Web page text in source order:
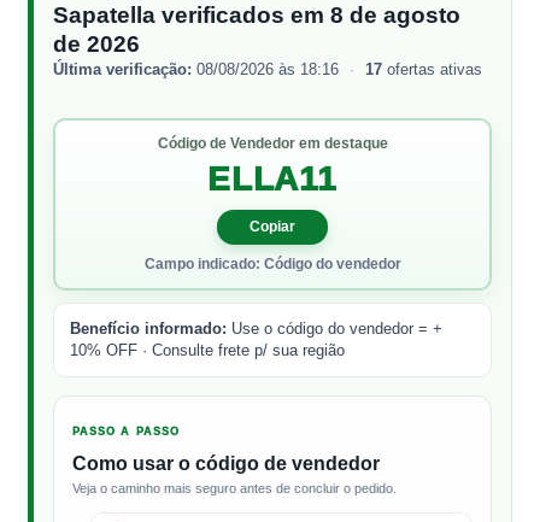
Sapatella verificados em 8 de agosto
de 2026
Última verificação: 08/08/2026 às 18:16 · 17 ofertas ativas
Código de Vendedor em destaque
ELLA11
Copiar
Campo indicado: Código do vendedor
Benefício informado: Use o código do vendedor = +
10% OFF · Consulte frete p/ sua região
PASSO A PASSO
Como usar o código de vendedor
Veja o caminho mais seguro antes de concluir o pedido.